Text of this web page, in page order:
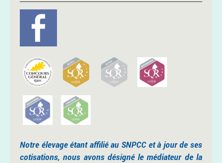
Notre élevage étant affilié au SNPCC et à jour de ses
cotisations, nous avons désigné le médiateur de la